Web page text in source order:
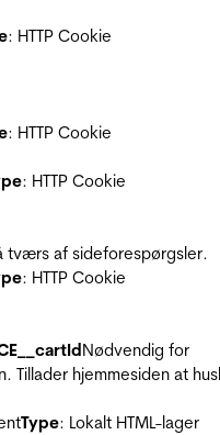
: HTTP Cookie
: HTTP Cookie
: HTTP Cookie
tværs af sideforespørgsler.
: HTTP Cookie
Nødvendig for
Tillader hjemmesiden at
Type: Lokalt HTML-lager